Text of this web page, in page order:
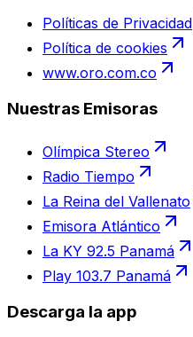
Políticas de Privacidad
Política de cookies
www.oro.com.co
Nuestras Emisoras
Olímpica Stereo
Radio Tiempo
La Reina del Vallenato
Emisora Atlántico
La KY 92.5 Panamá
Play 103.7 Panamá
Descarga la app